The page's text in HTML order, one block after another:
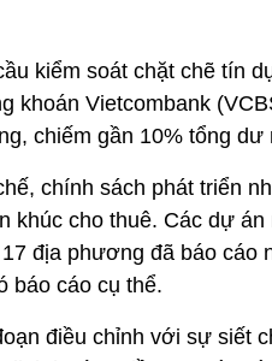
kiểm soát chặt chẽ tín
Vietcombank
chiếm gần 10% tổng
chính sách phát triển
khúc cho thuê. Các dự
địa phương đã báo cáo
báo cáo cụ thể.
điều chỉnh với sự siết